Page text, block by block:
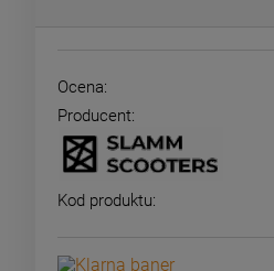
Ocena:
Producent:
Kod produktu: